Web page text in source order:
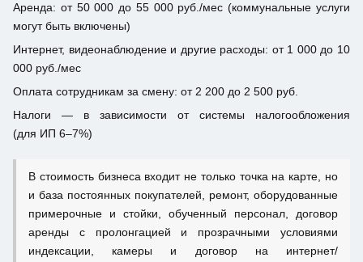
Аренда: от 50 000 до 55 000 руб./мес (коммунальные услуги
могут быть включены)
Интернет, видеонаблюдение и другие расходы: от 1 000 до 10
000 руб./мес
Оплата сотрудникам за смену: от 2 200 до 2 500 руб.
Налоги — в зависимости от системы налогообложения
(для ИП 6–7%)
В стоимость бизнеса входит не только точка на карте, но
и база постоянных покупателей, ремонт, оборудованные
примерочные и стойки, обученный персонал, договор
аренды с пролонгацией и прозрачными условиями
индексации, камеры и договор на интернет/